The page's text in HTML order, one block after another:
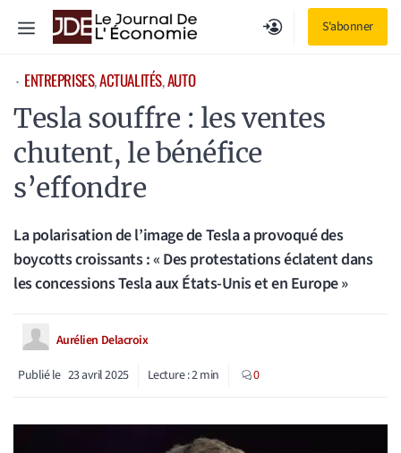
S'abonner
Menu
⋅ ENTREPRISES, ACTUALITÉS, AUTO
Tesla souffre : les ventes
chutent, le bénéfice
s’effondre
La polarisation de l’image de Tesla a provoqué des
boycotts croissants : « Des protestations éclatent dans
les concessions Tesla aux États-Unis et en Europe »
Aurélien Delacroix
Publié le 23 avril 2025 Lecture :2min 0